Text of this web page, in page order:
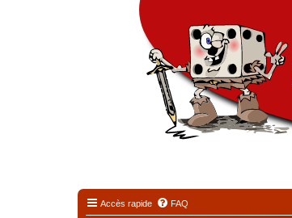
Accès rapide FAQ